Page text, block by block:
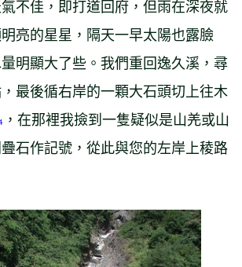
不佳，即打道回府，但雨在深夜就
亮的星星，隔天一早太陽也露臉
明顯大了些。我們重回逸久溪，尋
最後循右岸的一顆大石頭切上往木
，在那裡我撿到一隻疑似是山羌或山
石作記號，從此與您的左岸上稜路